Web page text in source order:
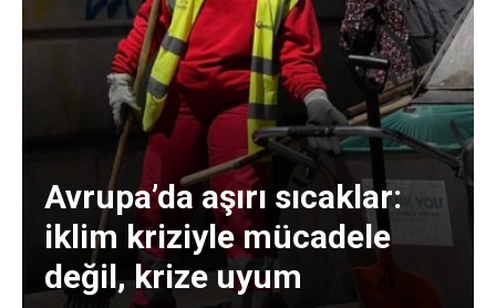
Avrupa’da aşırı sıcaklar:
iklim kriziyle mücadele
değil, krize uyum